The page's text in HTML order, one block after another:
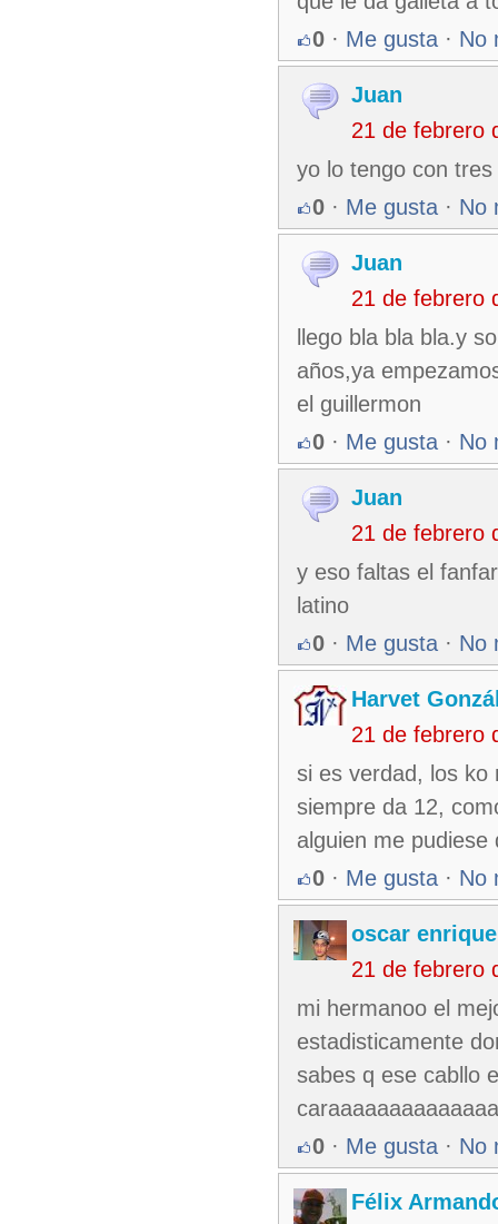
0 · Me gusta · No
Juan
21 de febrero
yo lo tengo con
0 · Me gusta · No
Juan
21 de febrero
llego bla bla bla.y
años,ya
el guillermon
0 · Me gusta · No
Juan
21 de febrero
y eso faltas el
latino
0 · Me gusta · No
Harvet
21 de febrero
si es verdad, los ko
siempre da 12,
alguien me pudiese
0 · Me gusta · No
oscar enrique
21 de febrero
mi hermanoo el
estadisticamente
sabes q ese cabllo
caraaaaaaaaaaaaaa
0 · Me gusta · No
Félix